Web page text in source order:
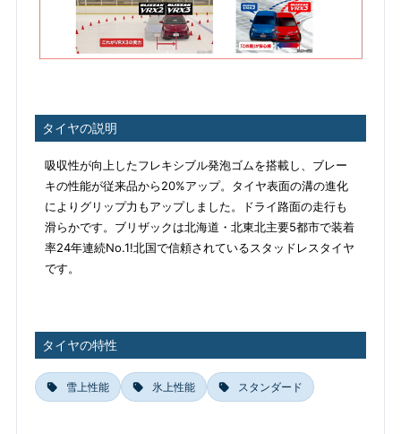
タイヤの説明
吸収性が向上したフレキシブル発泡ゴムを搭載し、ブレー
キの性能が従来品から20%アップ。タイヤ表面の溝の進化
によりグリップ力もアップしました。ドライ路面の走行も
滑らかです。ブリザックは北海道・北東北主要5都市で装着
率24年連続No.1!北国で信頼されているスタッドレスタイヤ
です。
タイヤの特性
雪上性能 氷上性能 スタンダード